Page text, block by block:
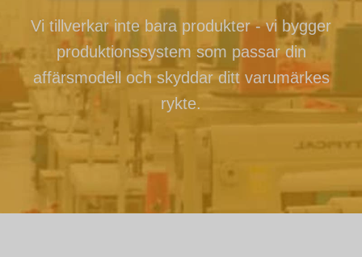
Vi tillverkar inte bara produkter - vi bygger
produktionssystem som passar din
affärsmodell och skyddar ditt varumärkes
rykte.